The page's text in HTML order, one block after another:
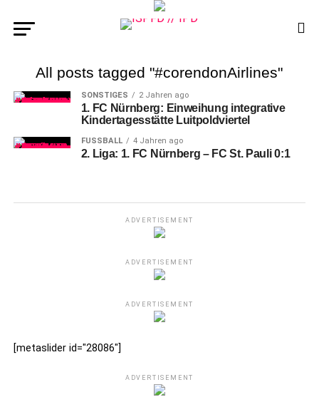
All posts tagged "#corendonAirlines"
SONSTIGES 2 Jahren ago
1. FC Nürnberg: Einweihung integrative
Kindertagesstätte Luitpoldviertel
FUSSBALL 4 Jahren ago
2. Liga: 1. FC Nürnberg – FC St. Pauli 0:1
ADVERTISEMENT
ADVERTISEMENT
ADVERTISEMENT
[metaslider id="28086"]
ADVERTISEMENT